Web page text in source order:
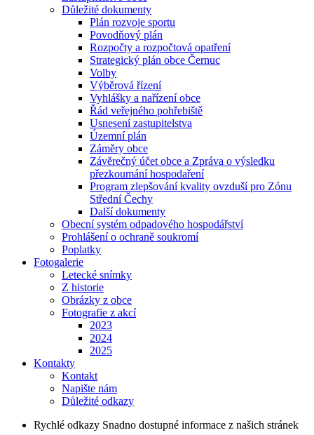
Důležité dokumenty
Plán rozvoje sportu
Povodňový plán
Rozpočty a rozpočtová opatření
Strategický plán obce Černuc
Volby
Výběrová řízení
Vyhlášky a nařízení obce
Řád veřejného pohřebiště
Usnesení zastupitelstva
Územní plán
Záměry obce
Závěrečný účet obce a Zpráva o výsledku
přezkoumání hospodaření
Program zlepšování kvality ovzduší pro Zónu
Střední Čechy
Další dokumenty
Obecní systém odpadového hospodářství
Prohlášení o ochraně soukromí
Poplatky
Fotogalerie
Letecké snímky
Z historie
Obrázky z obce
Fotografie z akcí
2023
2024
2025
Kontakty
Kontakt
Napište nám
Důležité odkazy
Rychlé odkazy Snadno dostupné informace z našich stránek